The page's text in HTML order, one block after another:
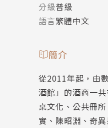
分級普級
語言繁體中文
簡介
從2011年起，由
酒館​」的酒商一
桌文化、公共冊
實、陳昭淵、奇